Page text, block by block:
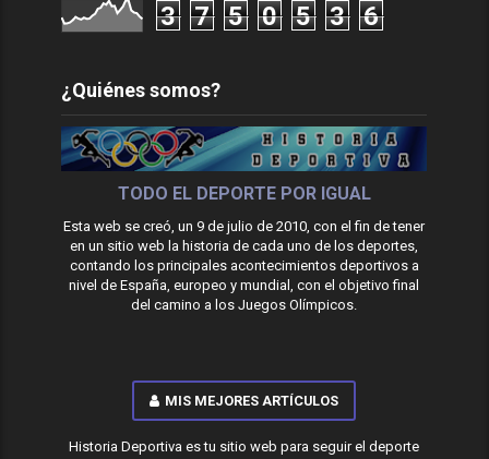
3 7 5 0 5 3 6
¿Quiénes somos?
TODO EL DEPORTE POR IGUAL
Esta web se creó, un 9 de julio de 2010, con el fin de tener
en un sitio web la historia de cada uno de los deportes,
contando los principales acontecimientos deportivos a
nivel de España, europeo y mundial, con el objetivo final
del camino a los Juegos Olímpicos.
MIS MEJORES ARTÍCULOS
Historia Deportiva es tu sitio web para seguir el deporte